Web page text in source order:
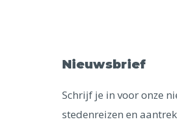
Nieuwsbrief
Schrijf je in voor onze
stedenreizen en